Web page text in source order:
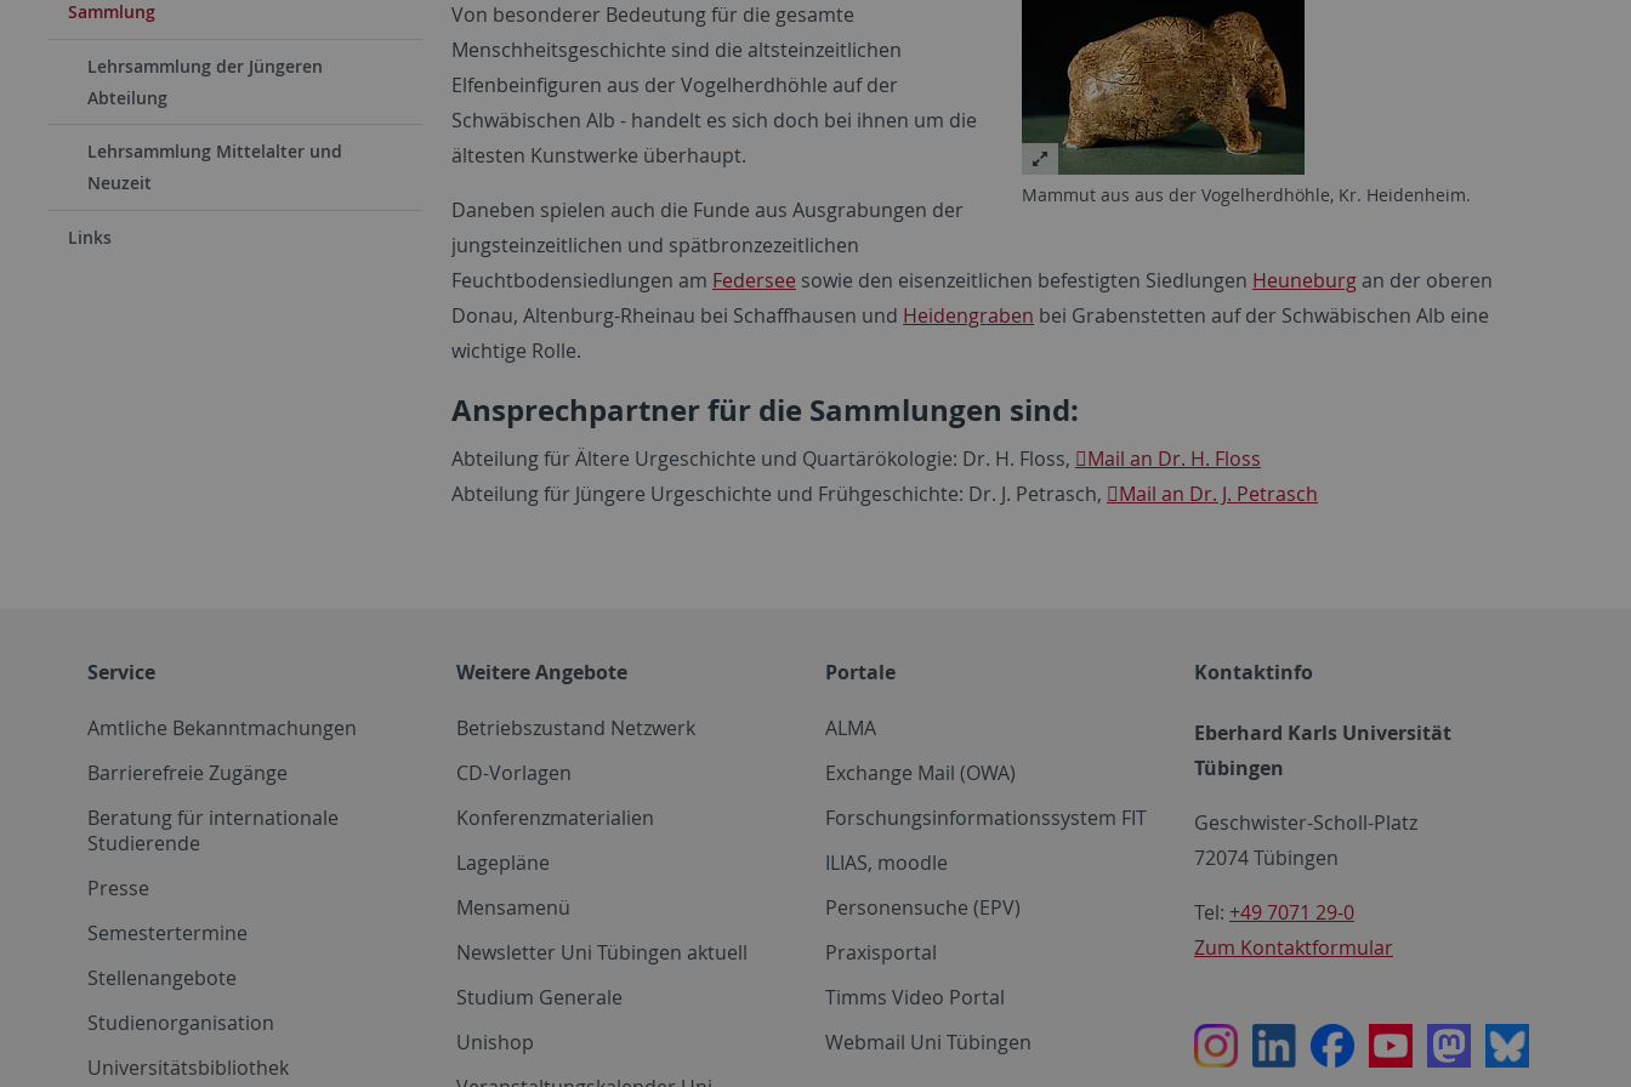
Sammlung
Lehrsammlung der Jüngeren
Abteilung
Lehrsammlung Mittelalter und
Neuzeit
Links
Mammut aus aus der Vogelherdhöhle, Kr. Heidenheim.
Von besonderer Bedeutung für die gesamte
Menschheitsgeschichte sind die altsteinzeitlichen
Elfenbeinfiguren aus der Vogelherdhöhle auf der
Schwäbischen Alb - handelt es sich doch bei ihnen um die
ältesten Kunstwerke überhaupt.
Daneben spielen auch die Funde aus Ausgrabungen der
jungsteinzeitlichen und spätbronzezeitlichen
Feuchtbodensiedlungen am Federsee sowie den eisenzeitlichen befestigten Siedlungen Heuneburgan der oberen
Donau, Altenburg-Rheinau bei Schaffhausen und Heidengraben bei Grabenstetten auf der Schwäbischen Alb eine
wichtige Rolle.
Ansprechpartner für die Sammlungen sind:
Abteilung für Ältere Urgeschichte und Quartärökologie: Dr. H. Floss,
Mail an Dr. H. Floss
Abteilung für Jüngere Urgeschichte und Frühgeschichte: Dr. J. Petrasch,
Mail an Dr. J. Petrasch
Service
Amtliche Bekanntmachungen
Barrierefreie Zugänge
Beratung für internationale
Studierende
Presse
Semestertermine
Stellenangebote
Studienorganisation
Universitätsbibliothek
Weitere Angebote
Betriebszustand Netzwerk
CD-Vorlagen
Konferenzmaterialien
Lagepläne
Mensamenü
Newsletter Uni Tübingen aktuell
Studium Generale
Unishop
Portale
ALMA
Exchange Mail (OWA)
Forschungsinformationssystem FIT
ILIAS, moodle
Personensuche (EPV)
Praxisportal
Timms Video Portal
Webmail Uni Tübingen
Kontaktinfo
Eberhard Karls Universität
Tübingen
Geschwister-Scholl-Platz
72074 Tübingen
Tel: +49 7071 29-0
Zum Kontaktformular
InstagramLinkedInFacebookYoutubeMastodon
Bluesky